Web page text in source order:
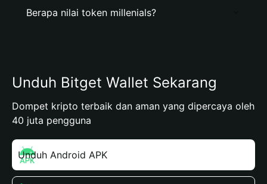
Berapa nilai token millenials?
Unduh Bitget Wallet Sekarang
Dompet kripto terbaik dan aman yang dipercaya oleh
40 juta pengguna
Unduh Android APK